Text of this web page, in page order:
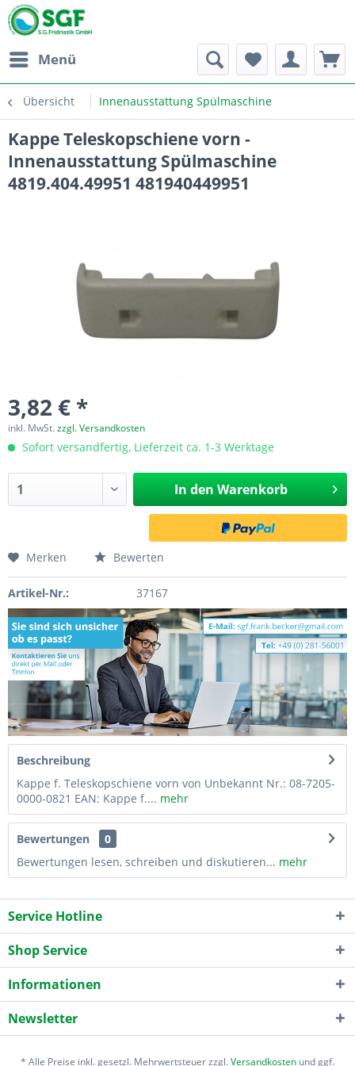
Menü
Übersicht Innenausstattung Spülmaschine
Kappe Teleskopschiene vorn -
Innenausstattung Spülmaschine
4819.404.49951 481940449951
3,82 € *
inkl. MwSt.zzgl. Versandkosten
Sofort versandfertig, Lieferzeit ca. 1-3 Werktage
In den Warenkorb
Merken Bewerten
Artikel-Nr.: 37167
Beschreibung
Kappe f. Teleskopschiene vorn von Unbekannt Nr.: 08-7205-
0000-0821 EAN: Kappe f.... mehr
Bewertungen
0
Bewertungen lesen, schreiben und diskutieren... mehr
Service Hotline
Shop Service
Informationen
Newsletter
* Alle Preise inkl. gesetzl. Mehrwertsteuer zzgl.Versandkosten und ggf.